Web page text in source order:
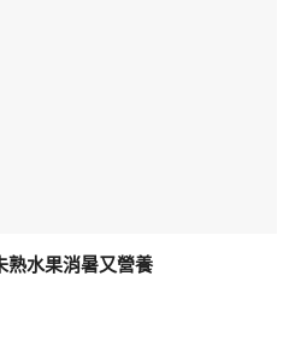
熟水果消暑又營養